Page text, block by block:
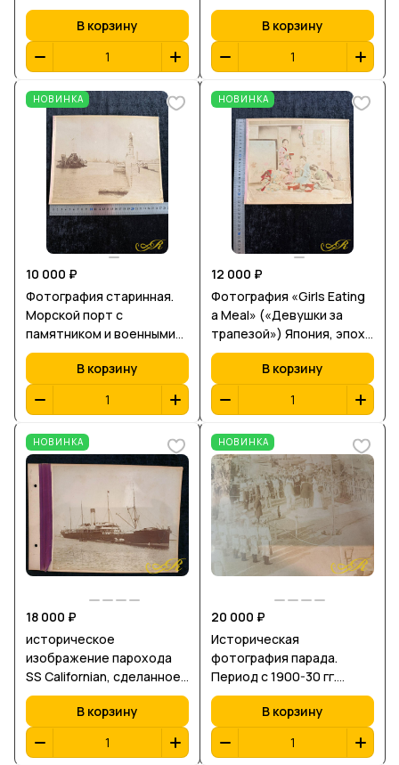
«Дачу на берегу Волги».
В корзину
Singer) Япония, период
Мэйдзи, конец XIX —
начало XX века
В корзину
НОВИНКА
10 000 ₽
Фотография старинная.
Морской порт с
памятником и военными
кораблями. Европа. Конец
XIX – начало XX века.
В корзину
НОВИНКА
12 000 ₽
Фотография «Girls Eating
a Meal» («Девушки за
трапезой») Япония, эпоха
Мэйдзи, конец XIX века
(около 1880–1900 гг.)
В корзину
НОВИНКА
18 000 ₽
историческое
изображение парохода
SS Californian, сделанное
с палубы другого судна.
Ш-32. В- 22,5 см.
В корзину
НОВИНКА
20 000 ₽
Историческая
фотография парада.
Период с 1900-30 гг.
Ш-32,В-22,5 см.
В корзину